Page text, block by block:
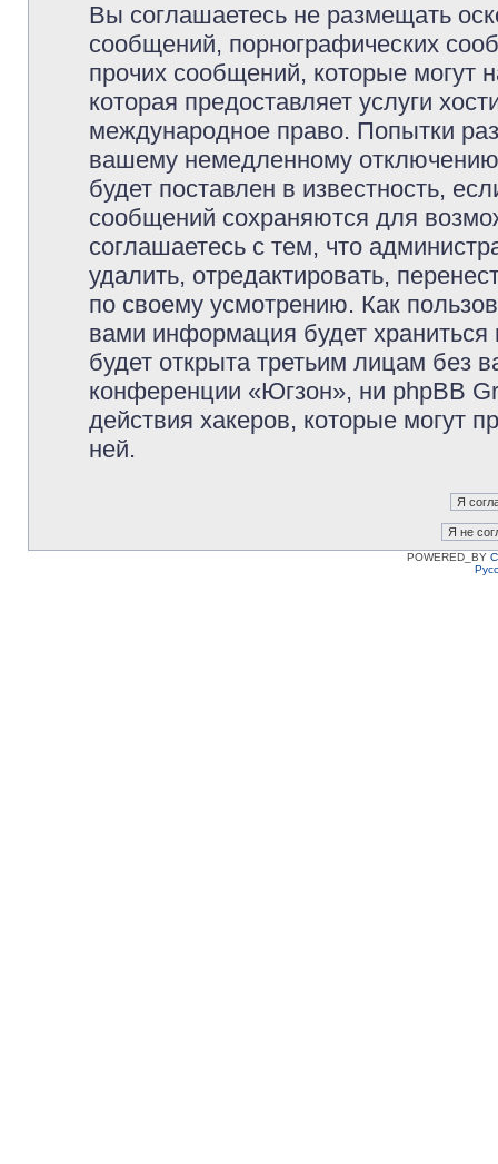
Вы соглашаетесь не размещать
сообщений, порнографических
прочих сообщений, которые могут
которая предоставляет услуги
международное право. Попытки
вашему немедленному
будет поставлен в известность,
сообщений сохраняются для
соглашаетесь с тем, что
удалить, отредактировать,
по своему усмотрению. Как
вами информация будет
будет открыта третьим лицам без
конференции «Югзон», ни phpBB
действия хакеров, которые могут
ней.
POWERED_BY